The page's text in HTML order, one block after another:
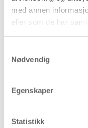
med annen
eller som de har
Nødvendig
Egenskaper
Statistikk